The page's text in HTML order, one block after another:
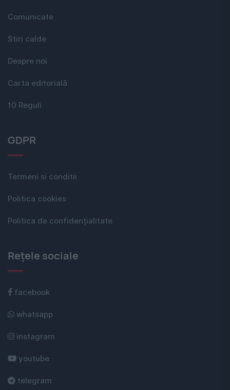
Comunicate
Stiri calde
Despre noi
Carta editorială
10 Reguli
GDPR
Termeni si conditii
Politica cookies
Politica de confidențialitate
Rețele sociale
facebook
whatsapp
instagram
youtube
telegram